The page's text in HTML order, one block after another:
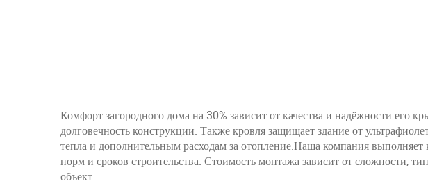
Комфорт загородного дома на 30% зависит от качества и надёжности
долговечность конструкции. Также кровля защищает здание от
тепла и дополнительным расходам за отопление.Наша компания
норм и сроков строительства. Стоимость монтажа зависит от сложности,
объект.